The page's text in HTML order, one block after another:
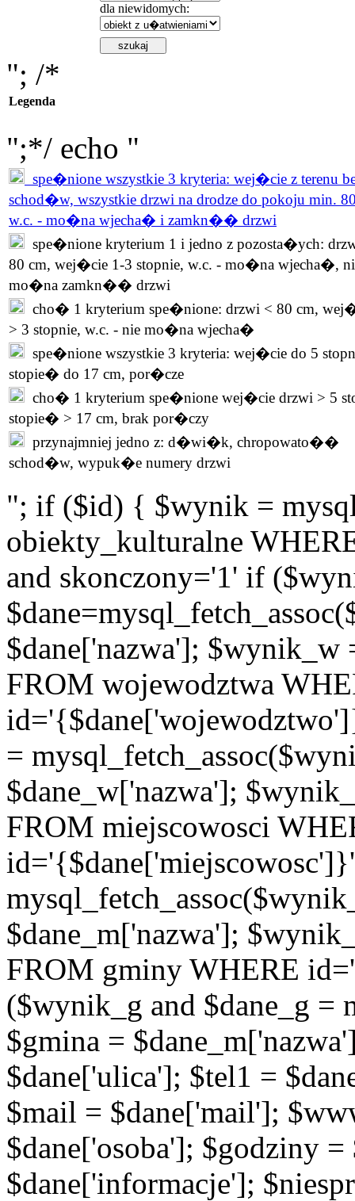
dla niewidomych:
"; /*
Legenda
";*/ echo "
spe�nione wszystkie 3 kryteria: wej�cie z terenu
schod�w, wszystkie drzwi na drodze do pokoju min.
w.c. - mo�na wjecha� i zamkn�� drzwi
spe�nione kryterium 1 i jedno z pozosta�ych:
80 cm, wej�cie 1-3 stopnie, w.c. - mo�na wjecha�,
mo�na zamkn�� drzwi
cho� 1 kryterium spe�nione: drzwi < 80 cm,
> 3 stopnie, w.c. - nie mo�na wjecha�
spe�nione wszystkie 3 kryteria: wej�cie do 5
stopie� do 17 cm, por�cze
cho� 1 kryterium spe�nione wej�cie drzwi > 5
stopie� > 17 cm, brak por�czy
przynajmniej jedno z: d�wi�k, chropowato��
schod�w, wypuk�e numery drzwi
"; if ($id) { $wynik =
obiekty_kulturalne
and skonczony='1' if
$dane['nazwa'];
FROM wojewodztwa
=
$dane_w['nazwa'];
FROM miejscowosci
$dane_m['nazwa'];
FROM gminy WHERE
($wynik_g and $dane_g =
$gmina =
$dane['ulica']; $tel1 =
$mail = $dane['mail'];
$dane['osoba']; $godziny
$dane['informacje'];